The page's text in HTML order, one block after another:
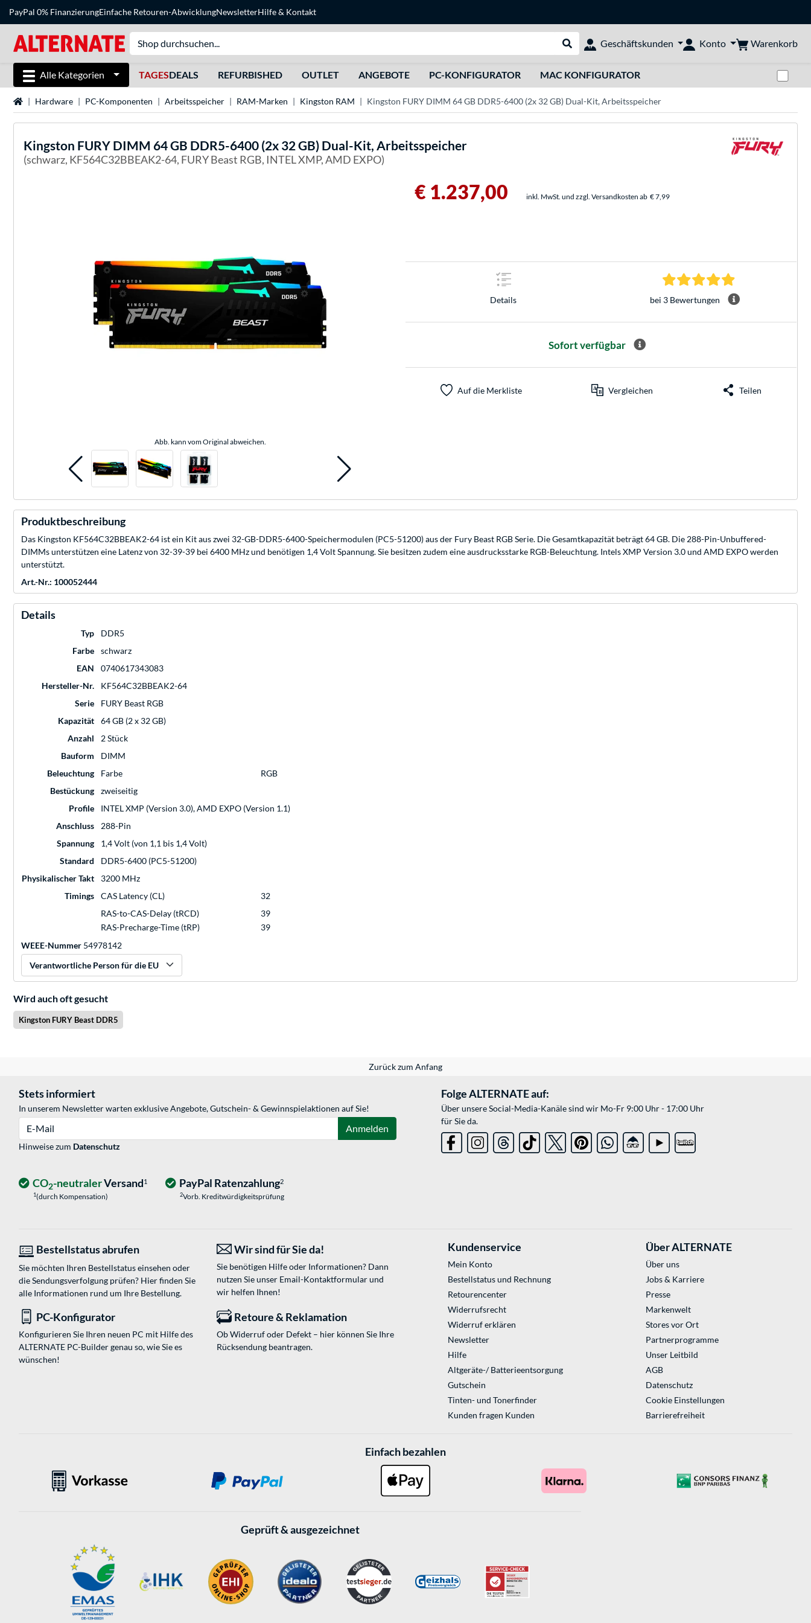
PayPal 0% FinanzierungEinfache Retouren-AbwicklungNewsletterHilfe& Kontakt
Suche durchführen
Geschäftskunden Konto Warenkorb
Alle Kategorien TAGESDEALS REFURBISHED OUTLET ANGEBOTE PC-KONFIGURATOR MAC KONFIGURATOR
StartseiteHardware PC-Komponenten Arbeitsspeicher RAM-Marken Kingston RAM Kingston FURY DIMM 64 GB DDR5-6400 (2x 32 GB) Dual-Kit, Arbeitsspeicher
Kingston FURY DIMM 64 GB DDR5-6400 (2x 32 GB) Dual-Kit, Arbeitsspeicher
(schwarz, KF564C32BBEAK2-64, FURY Beast RGB, INTEL XMP, AMD EXPO)
Abb. kann vom Original abweichen.
€ 1.237,00 inkl. MwSt. und zzgl. Versandkosten ab € 7,99
Details
5.0 Sterne bei 3
bei 3 Bewertungen
Sofort verfügbar
Auf die Merkliste Vergleichen Teilen
Produktbeschreibung
Das Kingston KF564C32BBEAK2-64 ist ein Kit aus zwei 32-GB-DDR5-6400-Speichermodulen (PC5-51200) aus der Fury Beast RGB Serie. Die Gesamtkapazität beträgt 64 GB. Die 288-Pin-Unbuffered-
DIMMs unterstützen eine Latenz von 32-39-39 bei 6400 MHz und benötigen 1,4 Volt Spannung. Sie besitzen zudem eine ausdrucksstarke RGB-Beleuchtung. Intels XMP Version 3.0 und AMD EXPO werden
unterstützt.
Art.-Nr.: 100052444
Details
Typ
DDR5
Farbe
schwarz
EAN
0740617343083
Hersteller-Nr.
KF564C32BBEAK2-64
Serie
FURY Beast RGB
Kapazität
64 GB (2 x 32 GB)
Anzahl
2 Stück
Bauform
DIMM
Beleuchtung
Farbe
RGB
Bestückung
zweiseitig
Profile
INTEL XMP (Version 3.0), AMD EXPO (Version 1.1)
Anschluss
288-Pin
Spannung
1,4 Volt (von 1,1 bis 1,4 Volt)
Standard
DDR5-6400 (PC5-51200)
Physikalischer Takt
3200 MHz
Timings
CAS Latency (CL)
32
RAS-to-CAS-Delay (tRCD)
39
RAS-Precharge-Time (tRP)
39
WEEE-Nummer 54978142
Verantwortliche Person für die EU
Wird auch oft gesucht
Kingston FURY Beast DDR5
Zurück zum Anfang
Stets informiert
In unserem Newsletter warten exklusive Angebote, Gutschein- & Gewinnspielaktionen auf Sie!
Anmelden
Hinweise zum Datenschutz
Folge ALTERNATE auf:
Über unsere Social-Media-Kanäle sind wir Mo-Fr 9:00 Uhr - 17:00 Uhr
für Sie da.
CO2-neutralerVersand1
1(durch Kompensation)
PayPal Ratenzahlung2
2Vorb. Kreditwürdigkeitsprüfung
Bestellstatus abrufen
Sie möchten Ihren Bestellstatus einsehen oder
die Sendungsverfolgung prüfen? Hier finden Sie
alle Informationen rund um Ihre Bestellung.
Wir sind für Sie da!
Sie benötigen Hilfe oder Informationen? Dann
nutzen Sie unser Email-Kontaktformularund
wir helfen Ihnen!
PC-Konfigurator
Konfigurieren Sie Ihren neuen PC mit Hilfe des
ALTERNATE PC-Builder genau so, wie Sie es
wünschen!
Retoure & Reklamation
Ob Widerruf oder Defekt – hier können Sie Ihre
Rücksendung beantragen.
Kundenservice
Mein Konto
Bestellstatus und Rechnung
Retourencenter
Widerrufsrecht
Widerruf erklären
Newsletter
Hilfe
Altgeräte-/ Batterieentsorgung
Gutschein
Tinten- und Tonerfinder
Kunden fragen Kunden
Über ALTERNATE
Über uns
Jobs & Karriere
Presse
Markenwelt
Stores vor Ort
Partnerprogramme
Unser Leitbild
AGB
Datenschutz
Cookie Einstellungen
Barrierefreiheit
Einfach bezahlen
Geprüft & ausgezeichnet